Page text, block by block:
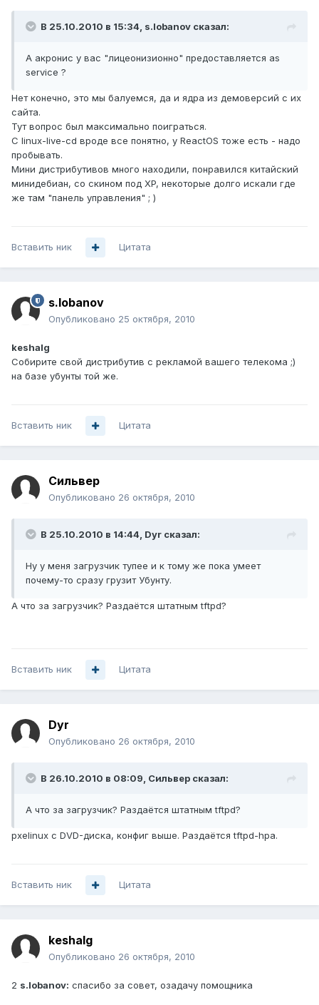
В 25.10.2010 в 15:34, s.lobanov сказал:
А акронис у вас "лицеонизионно" предоставляется as
service ?
Нет конечно, это мы балуемся, да и ядра из демоверсий с их
сайта.
Тут вопрос был максимально поиграться.
С linux-live-cd вроде все понятно, у ReactOS тоже есть - надо
пробывать.
Мини дистрибутивов много находили, понравился китайский
минидебиан, со скином под XP, некоторые долго искали где
же там "панель управления" ; )
Вставить ник Цитата
s.lobanov
Опубликовано 25 октября, 2010
keshalg
Собирите свой дистрибутив с рекламой вашего телекома ;)
на базе убунты той же.
Вставить ник Цитата
Сильвер
Опубликовано 26 октября, 2010
В 25.10.2010 в 14:44, Dyr сказал:
Ну у меня загрузчик тупее и к тому же пока умеет
почему-то сразу грузит Убунту.
А что за загрузчик? Раздаётся штатным tftpd?
Вставить ник Цитата
Dyr
Опубликовано 26 октября, 2010
В 26.10.2010 в 08:09, Сильвер сказал:
А что за загрузчик? Раздаётся штатным tftpd?
pxelinux с DVD-диска, конфиг выше. Раздаётся tftpd-hpa.
Вставить ник Цитата
keshalg
Опубликовано 26 октября, 2010
2 s.lobanov: cпасибо за совет, озадачу помощника